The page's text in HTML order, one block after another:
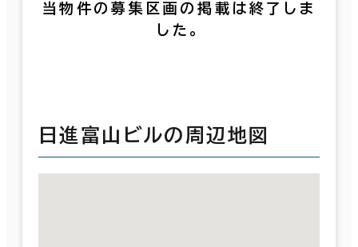
当物件の募集区画の掲載は終了しま
した。
日進富山ビルの周辺地図